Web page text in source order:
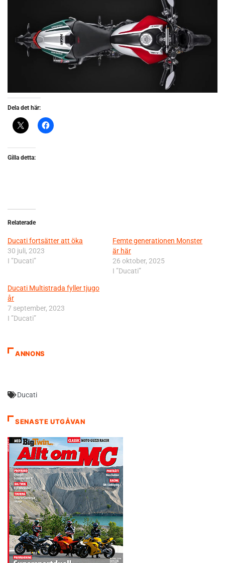
Dela det här:
Gilla detta:
Relaterade
Ducati fortsätter att öka
30 juli, 2023
I ”Ducati”
Femte generationen Monster
är här
26 oktober, 2025
I ”Ducati”
Ducati Multistrada fyller tjugo
år
7 september, 2023
I ”Ducati”
ANNONS
Ducati
SENASTE UTGÅVAN